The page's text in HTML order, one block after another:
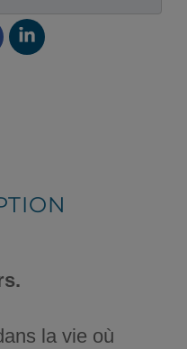
la vie où